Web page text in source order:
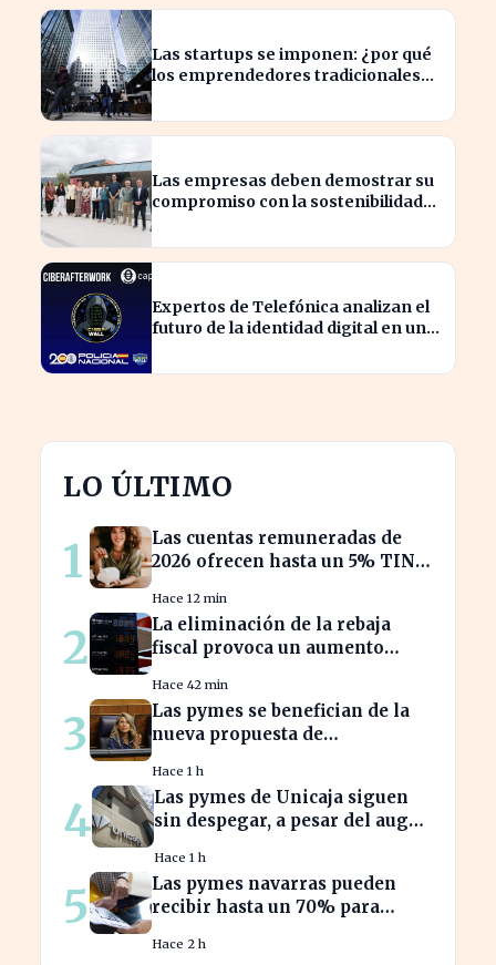
Las startups se imponen: ¿por qué
los emprendedores tradicionales
Las empresas deben demostrar su
compromiso con la sostenibilidad
Expertos de Telefónica analizan el
futuro de la identidad digital en un
LO ÚLTIMO
1
Las cuentas remuneradas de
2026 ofrecen hasta un 5% TIN:
Hace 12 min
2
La eliminación de la rebaja
fiscal provoca un aumento
carburante este verano
Hace 42 min
3
Las pymes se benefician de la
nueva propuesta de
Hace 1 h
4
Las pymes de Unicaja siguen
sin despegar, a pesar del auge
Hace 1 h
5
Las pymes navarras pueden
recibir hasta un 70% para
procesos
Hace 2 h